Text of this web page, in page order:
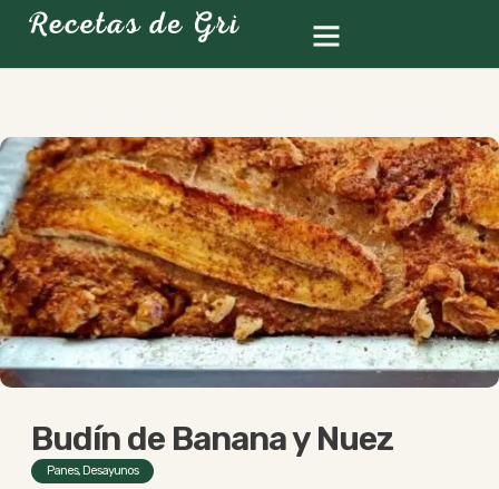
Budín de Banana y Nuez
Panes, Desayunos